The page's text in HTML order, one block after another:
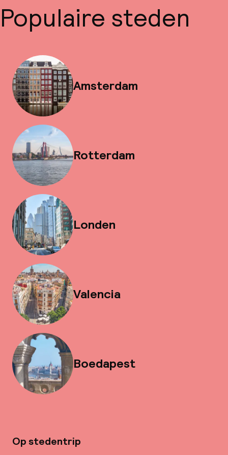
Populaire steden
Amsterdam
Rotterdam
Londen
Valencia
Boedapest
Op stedentrip